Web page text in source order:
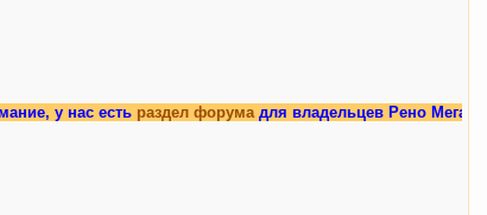
есть раздел форумадля владельцев Рено Меган 3.